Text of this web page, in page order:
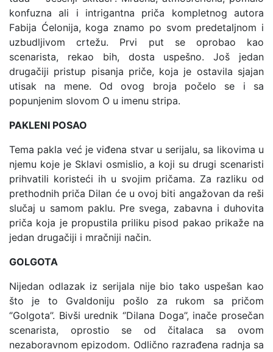
konfuzna ali i intrigantna priča kompletnog autora
Fabija Ćelonija, koga znamo po svom predetaljnom i
uzbudljivom crtežu. Prvi put se oprobao kao
scenarista, rekao bih, dosta uspešno. Još jedan
drugačiji pristup pisanja priče, koja je ostavila sjajan
utisak na mene. Od ovog broja počelo se i sa
popunjenim slovom O u imenu stripa.
PAKLENI POSAO
Tema pakla već je viđena stvar u serijalu, sa likovima u
njemu koje je Sklavi osmislio, a koji su drugi scenaristi
prihvatili koristeći ih u svojim pričama. Za razliku od
prethodnih priča Dilan će u ovoj biti angažovan da reši
slučaj u samom paklu. Pre svega, zabavna i duhovita
priča koja je propustila priliku pisod pakao prikaže na
jedan drugačiji i mračniji način.
GOLGOTA
Nijedan odlazak iz serijala nije bio tako uspešan kao
što je to Gvaldoniju pošlo za rukom sa pričom
‘’Golgota’’. Bivši urednik ‘’Dilana Doga’’, inače prosečan
scenarista, oprostio se od čitalaca sa ovom
nezaboravnom epizodom. Odlično razrađena radnja sa